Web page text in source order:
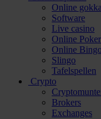
Online
Software
Live casino
Online Poker
Online Bingo
Slingo
Tafelspellen
Crypto
Brokers
Exchanges